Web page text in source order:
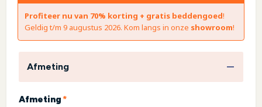
Profiteer nu van 70% korting + gratis beddengoed!
Geldig t/m 9 augustus 2026. Kom langs in onze showroom!
Afmeting
Afmeting*(required)